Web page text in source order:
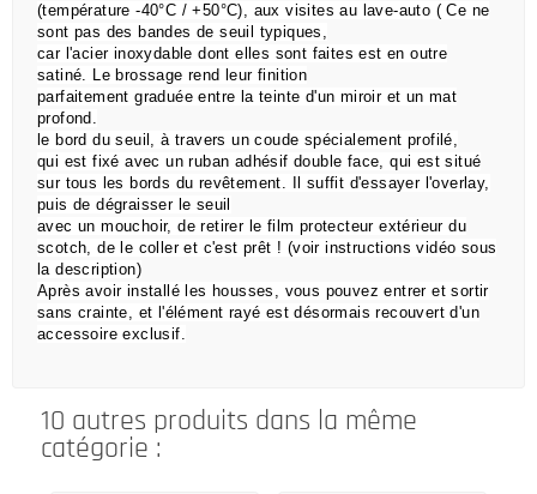
(température -40°C / +50°C), aux visites au lave-auto ( Ce ne
sont pas des bandes de seuil typiques,
car l'acier inoxydable dont elles sont faites est en outre
satiné. Le brossage rend leur finition
parfaitement graduée entre la teinte d'un miroir et un mat
profond.
le bord du seuil, à travers un coude spécialement profilé,
qui estfixé avec un ruban adhésif double face,qui est situé
sur tous les bords du revêtement.
Il suffit d'essayer l'overlay,
puis de dégraisser le seuil
avec un mouchoir, de retirer le film protecteur extérieur du
scotch, de le coller et c'est prêt ! (voir instructions vidéo sous
la description)
Après avoir installé les housses, vous pouvez entrer et sortir
sans crainte, et l'élément rayé est désormais recouvert d'un
accessoire exclusif.
10 autres produits dans la même
catégorie :